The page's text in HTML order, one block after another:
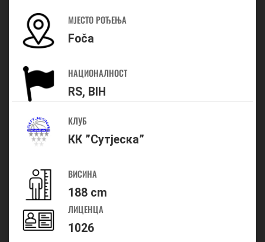
МЈЕСТО РОЂЕЊА
Foča
НАЦИОНАЛНОСТ
RS, BIH
КЛУБ
КК ”Сутјеска”
ВИСИНА
188 cm
ЛИЦЕНЦА
1026